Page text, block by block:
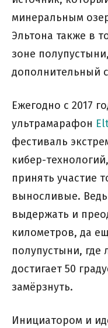
минеральным
Эльтона также в
зоне
дополнительный
Ежегодно с 2017
ультрамарафон
фестиваль
кибер-
принять участие
выносливые.
выдержать и
километров, да
полупустыни, где
достигает 50
замёрзнуть.
Инициатором и